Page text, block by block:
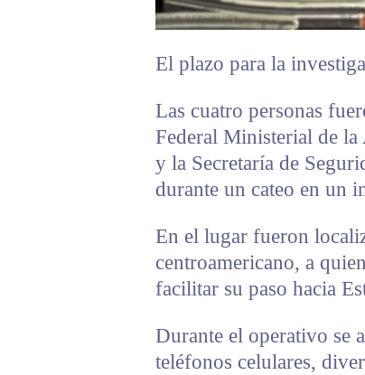
El plazo para la
Las cuatro personas
Federal Ministerial de
y la Secretaría de
durante un cateo en un
En el lugar fueron
centroamericano, a
facilitar su paso hacia
Durante el operativo se
teléfonos celulares,